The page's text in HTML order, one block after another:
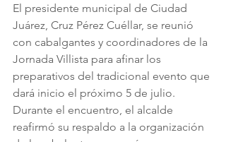
El presidente municipal de Ciudad
Juárez, Cruz Pérez Cuéllar, se reunió
con cabalgantes y coordinadores de la
Jornada Villista para afinar los
preparativos del tradicional evento que
dará inicio el próximo 5 de julio.
Durante el encuentro, el alcalde
reafirmó su respaldo a la organización